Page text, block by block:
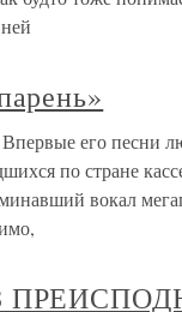
его песни
по стране
вокал